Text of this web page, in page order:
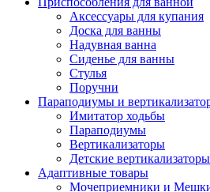
Аксессуары для купания
Доска для ванны
Надувная ванна
Сиденье для ванны
Стулья
Поручни
Параподиумы и
Имитатор ходьбы
Параподиумы
Вертикализаторы
Детские вертикализаторы
Адаптивные товары
Мочеприемники и Мешки